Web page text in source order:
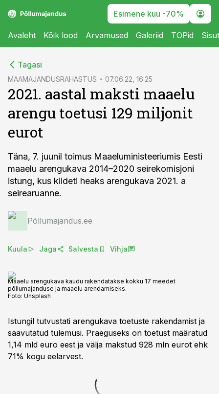
Esimene kuu -70%
Avaleht Kõik lood Arvamused Galeriid TOPid
Tagasi
MAAMAJANDUSRAHASTUS 07.06.22, 16:25
2021. aastal maksti maaelu
arengu toetusi 129 miljonit
eurot
Täna, 7. juunil toimus Maaeluministeeriumis Eesti
maaelu arengukava 2014–2020 seirekomisjoni
istung, kus kiideti heaks arengukava 2021. a
seirearuanne.
Põllumajandus.ee
Kuula Jaga Salvesta Vihja
Maaelu arengukava kaudu rakendatakse kokku 17 meedet
põllumajanduse ja maaelu arendamiseks.
Foto: Unsplash
Istungil tutvustati arengukava toetuste rakendamist ja
saavutatud tulemusi. Praeguseks on toetust määratud
1,14 mld euro eest ja välja makstud 928 mln eurot ehk
71% kogu eelarvest.